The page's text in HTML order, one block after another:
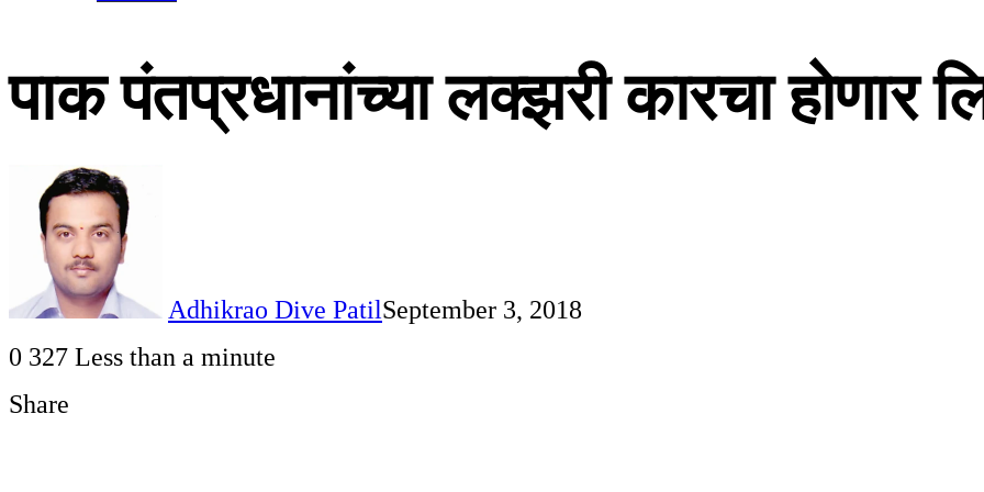
पाक पंतप्रधानांच्या लक्‍झरी कारचा होणार
Adhikrao Dive PatilSeptember 3, 2018
0 327 Less than a minute
Share